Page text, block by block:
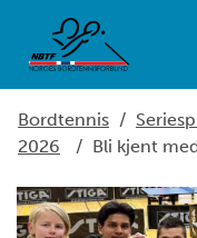
Bordtennis /
2026
/ Bli kjent